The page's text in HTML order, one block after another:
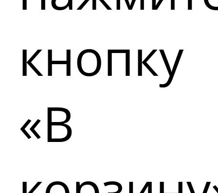
кнопку
«В